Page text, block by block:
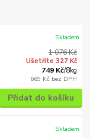
1 076 Kč
Ušetříte 327 Kč
749 Kč/8kg
669 Kč bez DPH
Skladem
Přidat do košíku
Skladem